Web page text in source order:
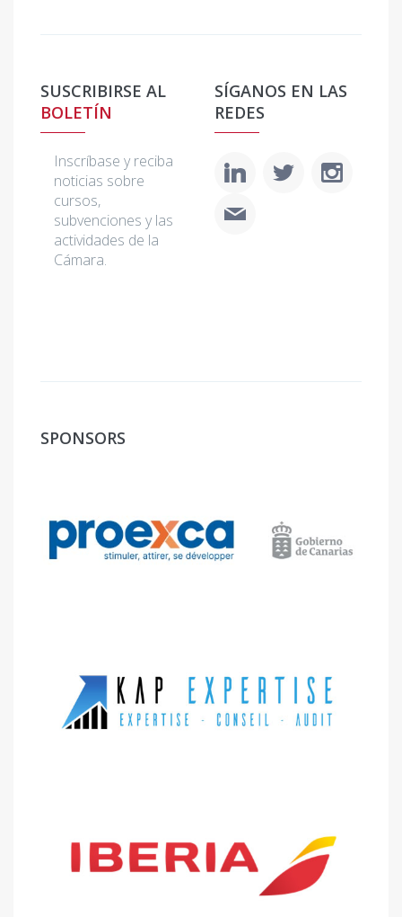
SUSCRIBIRSE AL
BOLETÍN
Inscríbase y reciba
noticias sobre
cursos,
subvenciones y las
actividades de la
Cámara.
SÍGANOS EN LAS
REDES
SPONSORS